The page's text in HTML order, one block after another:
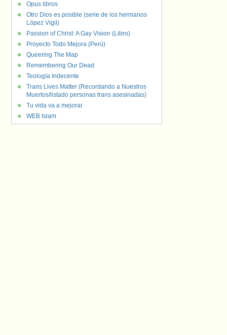
Opus libros
Otro Dios es posible (serie de los hermanos
López Vigil)
Passion of Christ: A Gay Vision (Libro)
Proyecto Todo Mejora (Perú)
Queering The Map
Remembering Our Dead
Teología Indecente
Trans Lives Matter (Recordando a Nuestros
Muertos/listado personas trans asesinadas)
Tu vida va a mejorar
WEB Islam